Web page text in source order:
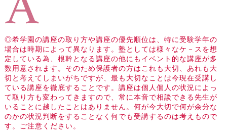
◎希学園の講座の取り方や講座の優先順位は、特に受験学年の
場合は時期によって異なります。塾としては様々なケ－スを想
定している為、根幹となる講座の他にもイベント的な講座が多
数用意されます。そのため保護者の方はこれも大切、あれも大
切と考えてしまいがちですが、最も大切なことは今現在受講し
ている講座を徹底することです。講座は個人個人の状況によっ
て取り方も変わってきますので、常に本音で相談できる先生が
いることに越したことはありません。何が今大切で何が余分な
のかの状況判断をすることなく何でも受講するのは考えもので
す。ご注意ください。